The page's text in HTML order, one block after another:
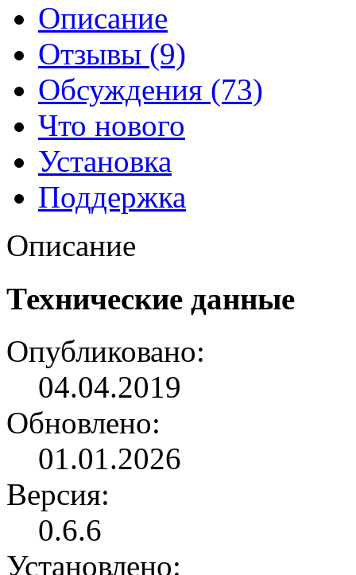
Описание
Отзывы (9)
Обсуждения (73)
Что нового
Установка
Поддержка
Описание
Технические данные
Опубликовано:
04.04.2019
Обновлено:
01.01.2026
Версия:
0.6.6
Установлено: